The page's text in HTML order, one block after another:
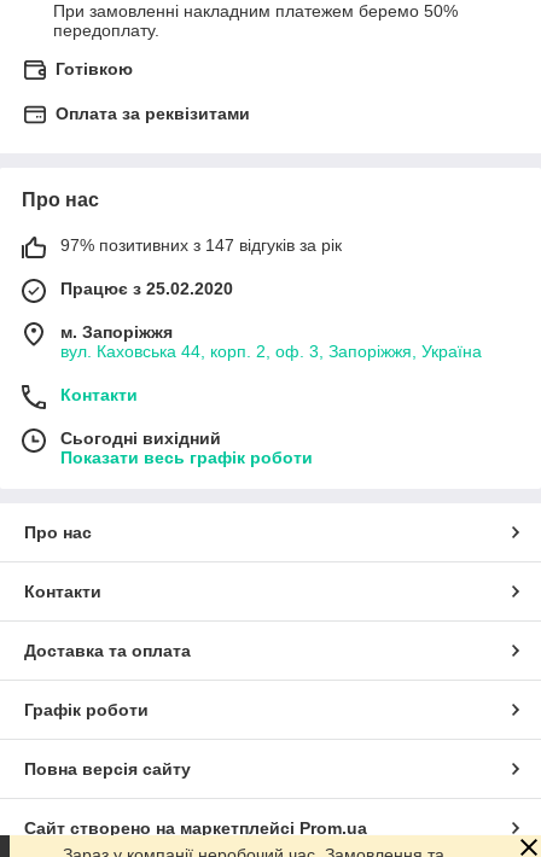
При замовленні накладним платежем беремо 50%
передоплату.
Готівкою
Оплата за реквізитами
Про нас
97% позитивних з 147 відгуків за рік
Працює з 25.02.2020
м. Запоріжжя
вул. Каховська 44, корп. 2, оф. 3, Запоріжжя, Україна
Контакти
Сьогодні вихідний
Показати весь графік роботи
Про нас
Контакти
Доставка та оплата
Графік роботи
Повна версія сайту
Сайт створено на маркетплейсі Prom.ua